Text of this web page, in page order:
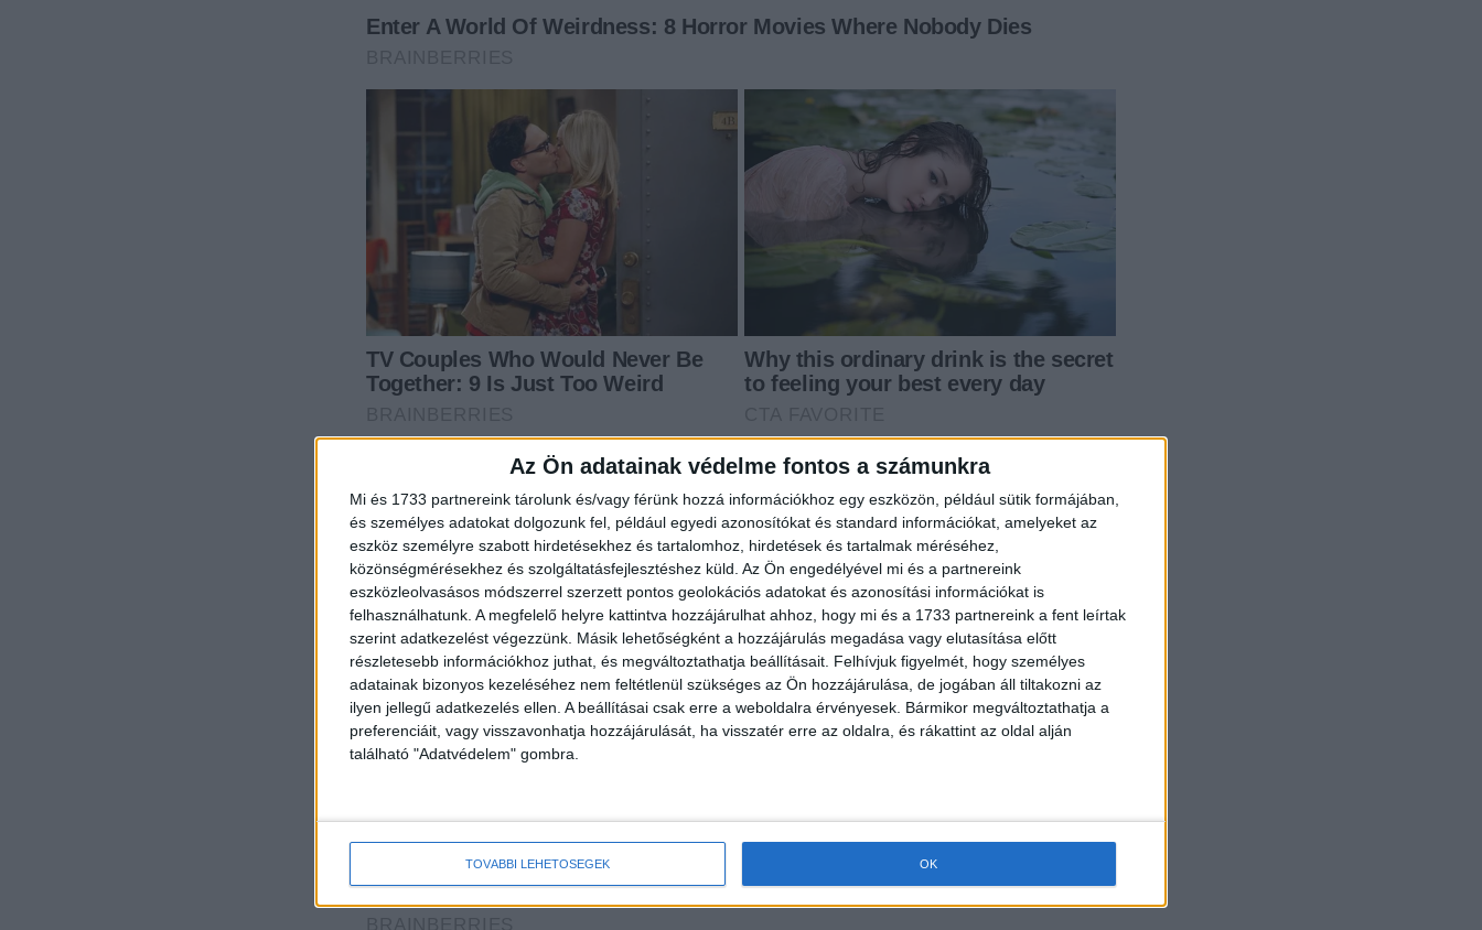
Az Ön adatainak védelme fontos a számunkra
Mi és 1733 partnereink tárolunk és/vagy férünk hozzá információkhoz egy eszközön, például sütik formájában,
és személyes adatokat dolgozunk fel, például egyedi azonosítókat és standard információkat, amelyeket az
eszköz személyre szabott hirdetésekhez és tartalomhoz, hirdetések és tartalmak méréséhez,
közönségmérésekhez és szolgáltatásfejlesztéshez küld. Az Ön engedélyével mi és a partnereink
eszközleolvasásos módszerrel szerzett pontos geolokációs adatokat és azonosítási információkat is
felhasználhatunk. A megfelelő helyre kattintva hozzájárulhat ahhoz, hogy mi és a 1733 partnereink a fent leírtak
szerint adatkezelést végezzünk. Másik lehetőségként a hozzájárulás megadása vagy elutasítása előtt
részletesebb információkhoz juthat, és megváltoztathatja beállításait. Felhívjuk figyelmét, hogy személyes
adatainak bizonyos kezeléséhez nem feltétlenül szükséges az Ön hozzájárulása, de jogában áll tiltakozni az
ilyen jellegű adatkezelés ellen. A beállításai csak erre a weboldalra érvényesek. Bármikor megváltoztathatja a
preferenciáit, vagy visszavonhatja hozzájárulását, ha visszatér erre az oldalra, és rákattint az oldal alján
található "Adatvédelem" gombra.
TOVÁBBI LEHETŐSÉGEK OK